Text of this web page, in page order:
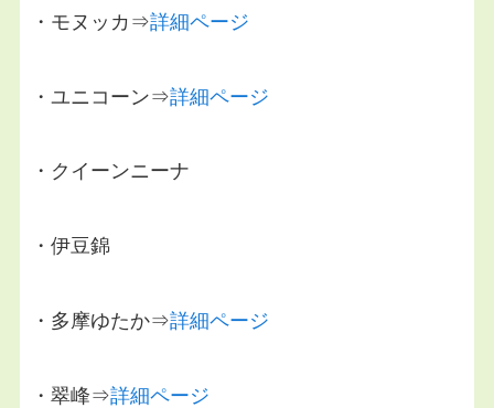
・モヌッカ⇒詳細ページ
・ユニコーン⇒詳細ページ
・クイーンニーナ
・伊豆錦
・多摩ゆたか⇒詳細ページ
・翠峰⇒詳細ページ